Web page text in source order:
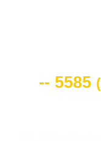
-- 5585 (